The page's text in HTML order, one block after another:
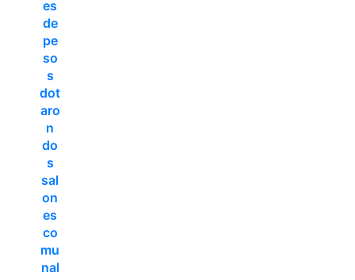
es
de
pe
so
s
dot
aro
n
do
s
sal
on
es
co
mu
nal